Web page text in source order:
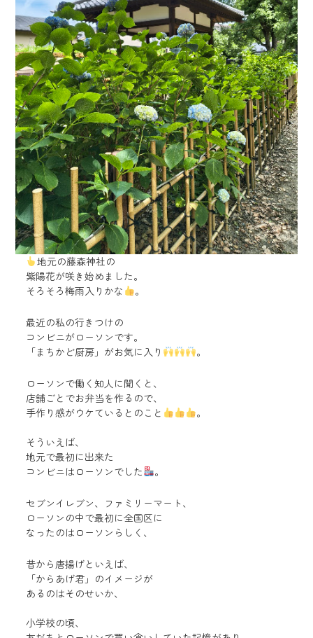
地元の藤森神社の
紫陽花が咲き始めました。
そろそろ梅雨入りかな
。
最近の私の行きつけの
コンビニがローソンです。
「まちかど厨房」がお気に入り
。
ローソンで働く知人に聞くと、
店舗ごとでお弁当を作るので、
手作り感がウケているとのこと
。
そういえば、
地元で最初に出来た
コンビニはローソンでした
。
セブンイレブン、ファミリーマート、
ローソンの中で最初に全国区に
なったのはローソンらしく、
昔から唐揚げといえば、
「からあげ君」のイメージが
あるのはそのせいか、
小学校の頃、